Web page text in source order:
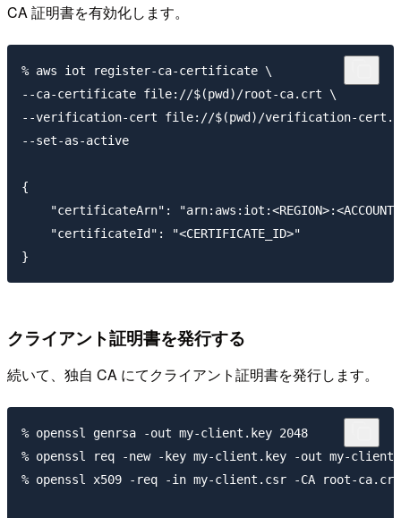
CA 証明書を有効化します。
% aws iot register-ca-certificate \
--ca-certificate file://$(pwd)/root-ca.crt \
--verification-cert file://$(pwd)/verification-
--set-as-active
{
"certificateArn":
    "certificateId": "<CERTIFICATE_ID>"
クライアント証明書を発行する
続いて、独自 CA にてクライアント証明書を発行します。
% openssl genrsa -out my-client.key 2048
% openssl req -new -key my-client.key -out my-
% openssl x509 -req -in my-client.csr -CA root-